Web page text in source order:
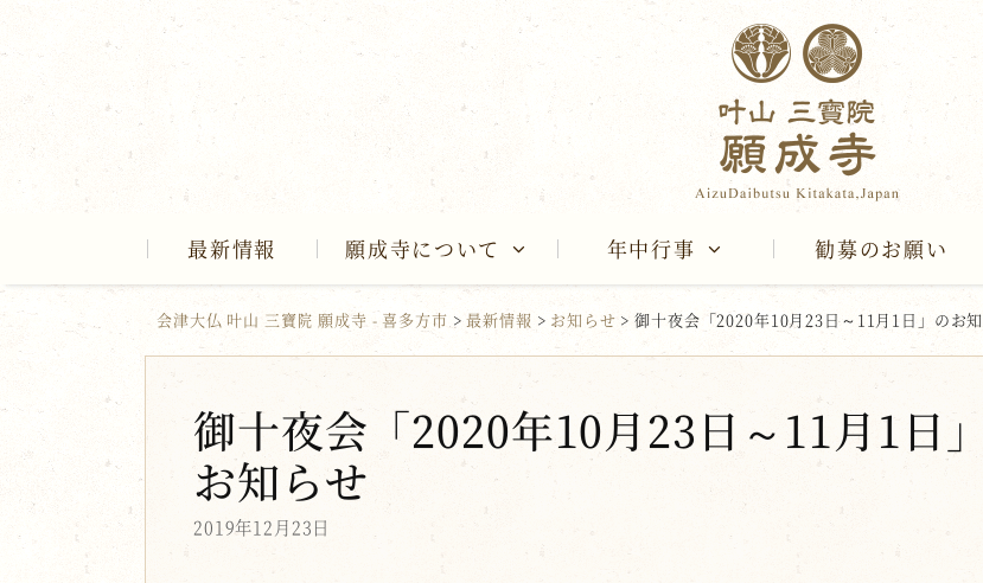
to
content
最新情報 願成寺について 年中行事 勧募のお願い
会津大仏 叶山 三寶院 願成寺 - 喜多方市 >最新情報 > お知らせ >御十夜会「2020年10月23日～11月1日」のお
御十夜会「2020年10月23日～11月1日
お知らせ
2019年12月23日